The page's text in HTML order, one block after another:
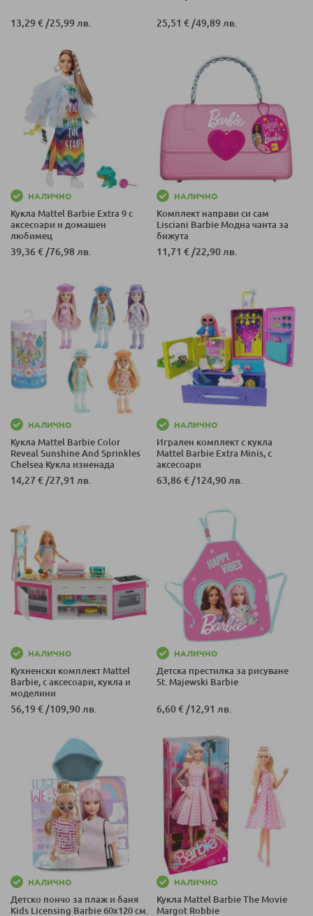
13,29 € /25,99 лв. 25,51 € /49,89 лв.
НАЛИЧНО
Кукла Mattel Barbie Extra 9 с
аксесоари и домашен
любимец
39,36 € /76,98 лв.
НАЛИЧНО
Комплект направи си сам
Lisciani Barbie Модна чанта за
бижута
11,71 € /22,90 лв.
НАЛИЧНО
Кукла Mattel Barbie Color
Reveal Sunshine And Sprinkles
Chelsea Кукла изненада
14,27 € /27,91 лв.
НАЛИЧНО
Игрален комплект с кукла
Mattel Barbie Extra Minis, с
аксесоари
63,86 € /124,90 лв.
НАЛИЧНО
Кухненски комплект Mattel
Barbie, с аксесоари, кукла и
моделини
56,19 € /109,90 лв.
НАЛИЧНО
Детска престилка за рисуване
St. Majewski Barbie
6,60 € /12,91 лв.
НАЛИЧНО
Детско пончо за плаж и баня
Kids Licensing Barbie 60x120 см.
НАЛИЧНО
Кукла Mattel Barbie The Movie
Margot Robbie